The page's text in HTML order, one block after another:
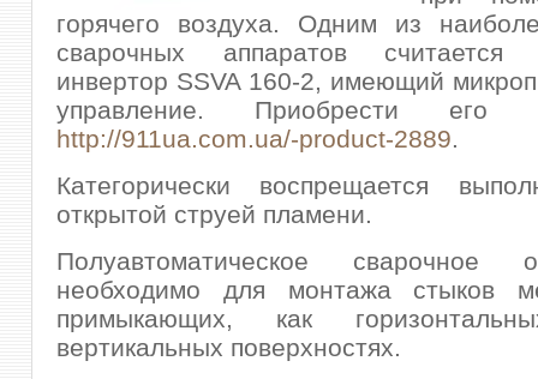
горячего воздуха. Одним из
сварочных аппаратов считается
инвертор SSVA 160-2, имеющий
управление. Приобрести
http://911ua.com.ua/-product-2889.
Категорически воспрещается
открытой струей пламени.
Полуавтоматическое сварочное
необходимо для монтажа стыков
примыкающих, как
вертикальных поверхностях.